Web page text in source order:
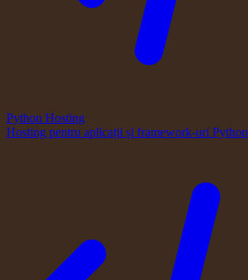
Python Hosting
Hosting pentru aplicații și framework-uri Python